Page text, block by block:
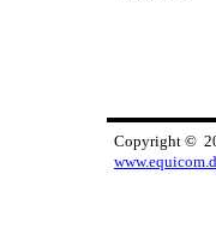
Copyright ©